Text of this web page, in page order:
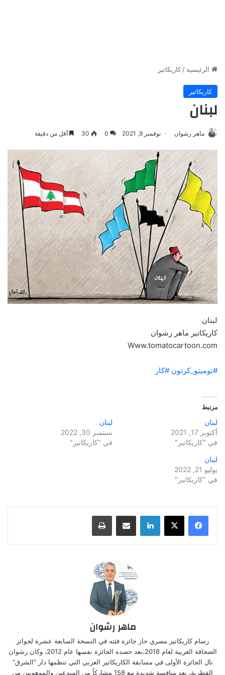
الرئيسية / كاريكاتير
كاريكاتير
لبنان
ماهر رشوان نوفمبر 9, 2021 0
30 أقل من دقيقة
لبنان
كاريكاتير ماهر رشوان
Www.tomatocartoon.com
#توميتو_كرتون #كار
مرتبط
لبنان
أكتوبر 17, 2021
في "كاريكاتير"
لبنان
سبتمبر 30, 2022
في "كاريكاتير"
لبنان
يوليو 21, 2022
في "كاريكاتير"
لينكدإن مشاركة عبر البريد طباعة
ماهر رشوان
رسام كاريكاتير مصري حاز جائزة فئته في النسخة السابعة عشرة لجوائز
الصحافة العربية لعام 2018،بعد حصده الجائزة نفسها عام 2012، وكان رشوان
نال الجائزة الأولى في مسابقة الكاريكاتير العربي التي تنظمها دار "الشرق"
القطرية، بعد منافسة شديدة مع 158 مشاركاً من المبدعين والموهوبين من